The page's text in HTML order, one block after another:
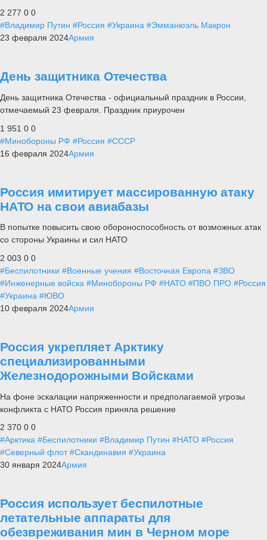
2 277 0 0
#Владимир Путин #Россия #Украина #Эмманюэль Макрон
23 февраля 2024Армия
День защитника Отечества
День защитника Отечества - официальный праздник в России,
отмечаемый 23 февраля. Праздник приурочен
1 951 0 0
#Минобороны РФ #Россия #СССР
16 февраля 2024Армия
Россия имитирует массированную атаку
НАТО на свои авиабазы
В попытке повысить свою обороноспособность от возможных атак
со стороны Украины и сил НАТО
2 003 0 0
#Беспилотники #Военные учения #Восточная Европа #ЗВО
#Инженерные войска #Минобороны РФ #НАТО #ПВО ПРО #Россия
#Украина #ЮВО
10 февраля 2024Армия
Россия укрепляет Арктику
специализированными
Железнодорожными Войсками
На фоне эскалации напряженности и предполагаемой угрозы
конфликта с НАТО Россия приняла решение
2 370 0 0
#Арктика #Беспилотники #Владимир Путин #НАТО #Россия
#Северный флот #Скандинавия #Украина
30 января 2024Армия
Россия использует беспилотные
летательные аппараты для
обезвреживания мин в Черном море